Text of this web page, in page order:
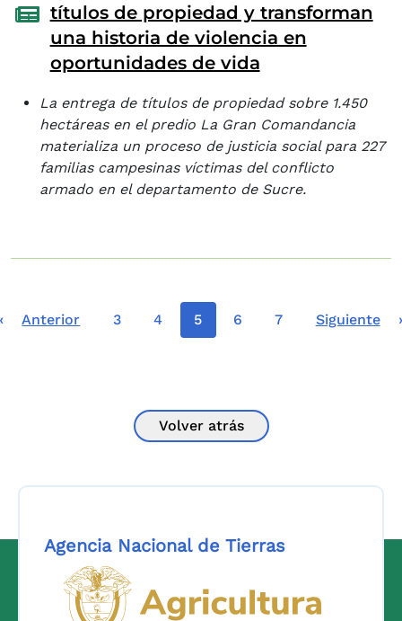
títulos de propiedad y transforman
una historia de violencia en
oportunidades de vida
La entrega de títulos de propiedad sobre 1.450
hectáreas en el predio La Gran Comandancia
materializa un proceso de justicia social para 227
familias campesinas víctimas del conflicto
armado en el departamento de Sucre.
Paginación
página
Página anterior
Anterior Página
3 Página
4 Página actual
5 Página
6 Página
7 Siguiente
Siguiente
Volver atrás
Agencia Nacional de Tierras